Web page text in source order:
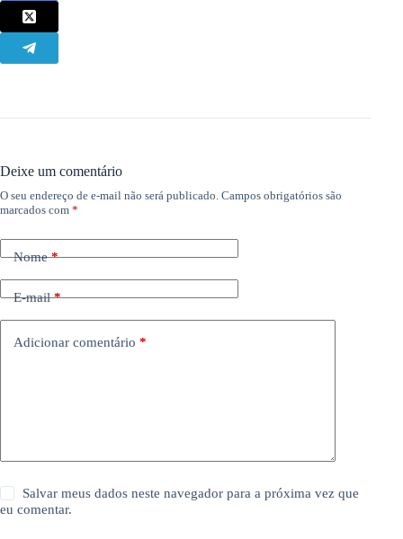
Deixe um comentário
O seu endereço de e-mail não será publicado. Campos obrigatórios são
marcados com *
Nome*
E-mail*
Adicionar comentário *
Salvar meus dados neste navegador para a próxima vez que
eu comentar.